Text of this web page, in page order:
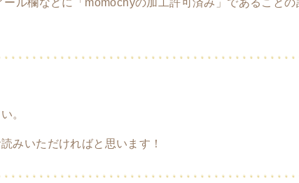
ル欄などに「momochyの加工許可済み」であることの
。
みいただければと思います！